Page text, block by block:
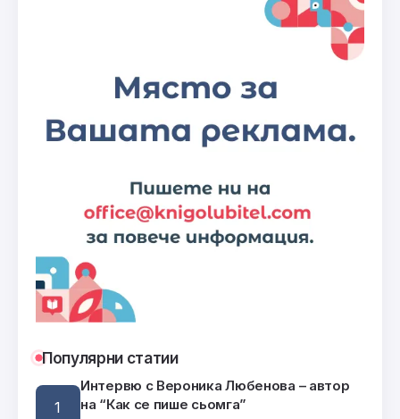
Популярни статии
Интервю с Вероника Любенова – автор
на “Как се пише сьомга”